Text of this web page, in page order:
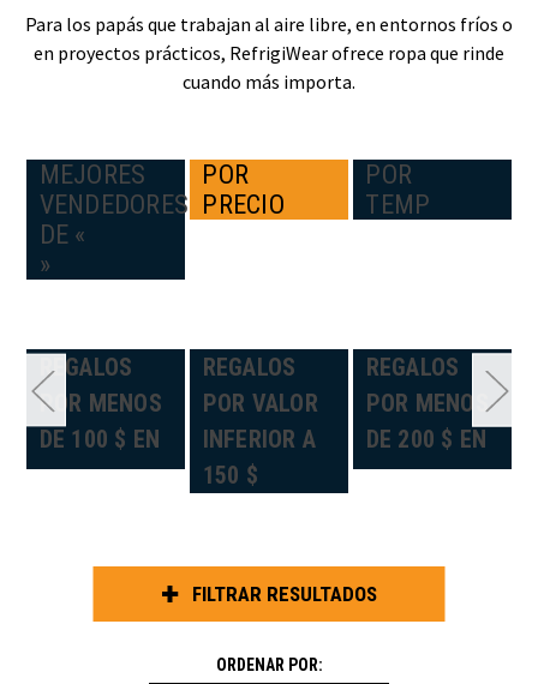
Para los papás que trabajan al aire libre, en entornos fríos o
en proyectos prácticos, RefrigiWear ofrece ropa que rinde
cuando más importa.
MEJORES
VENDEDORES
DE «
»
POR
PRECIO
POR
TEMP
REGALOS
POR MENOS
DE 100 $ EN
REGALOS
POR VALOR
INFERIOR A
150 $
REGALOS
POR MENOS
DE 200 $ EN
FILTRAR RESULTADOS
ORDENAR POR: